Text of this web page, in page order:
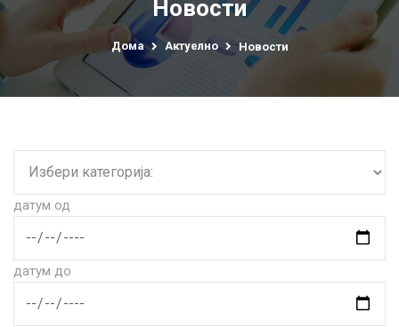
Новости
Дома Актуелно Новости
датум од
датум до